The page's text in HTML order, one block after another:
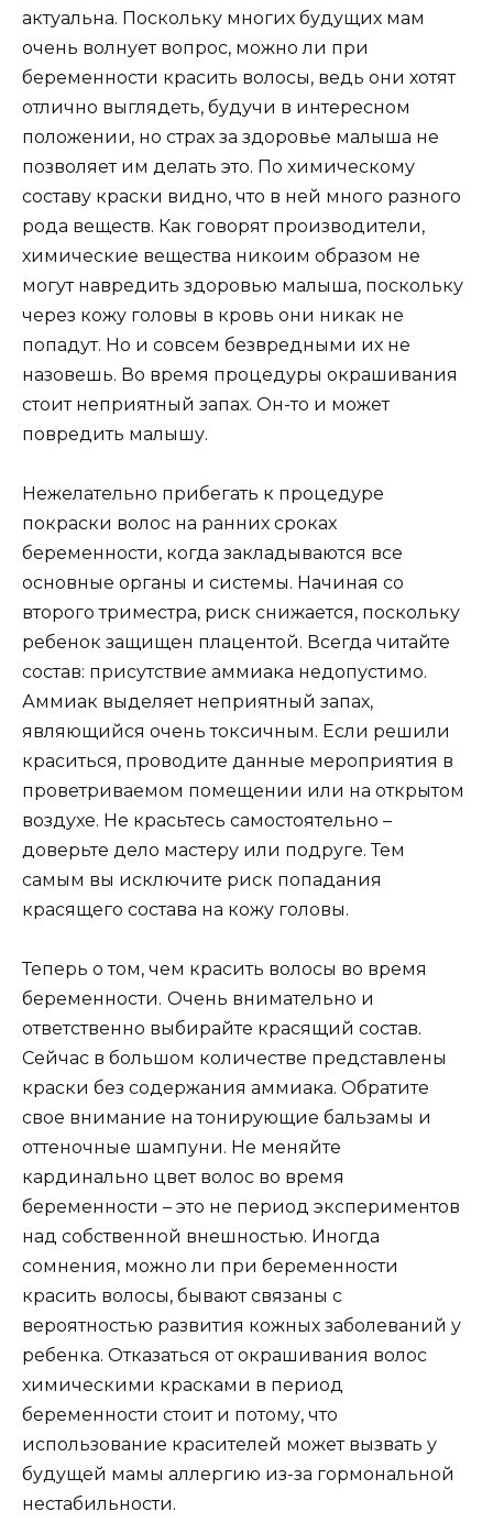
актуальна. Поскольку многих будущих мам
очень волнует вопрос, можно ли при
беременности красить волосы, ведь они хотят
отлично выглядеть, будучи в интересном
положении, но страх за здоровье малыша не
позволяет им делать это. По химическому
составу краски видно, что в ней много разного
рода веществ. Как говорят производители,
химические вещества никоим образом не
могут навредить здоровью малыша, поскольку
через кожу головы в кровь они никак не
попадут. Но и совсем безвредными их не
назовешь. Во время процедуры окрашивания
стоит неприятный запах. Он-то и может
повредить малышу.
Нежелательно прибегать к процедуре
покраски волос на ранних сроках
беременности, когда закладываются все
основные органы и системы. Начиная со
второго триместра, риск снижается, поскольку
ребенок защищен плацентой. Всегда читайте
состав: присутствие аммиака недопустимо.
Аммиак выделяет неприятный запах,
являющийся очень токсичным. Если решили
краситься, проводите данные мероприятия в
проветриваемом помещении или на открытом
воздухе. Не красьтесь самостоятельно –
доверьте дело мастеру или подруге. Тем
самым вы исключите риск попадания
красящего состава на кожу головы.
Теперь о том, чем красить волосы во время
беременности. Очень внимательно и
ответственно выбирайте красящий состав.
Сейчас в большом количестве представлены
краски без содержания аммиака. Обратите
свое внимание на тонирующие бальзамы и
оттеночные шампуни. Не меняйте
кардинально цвет волос во время
беременности – это не период экспериментов
над собственной внешностью. Иногда
сомнения, можно ли при беременности
красить волосы, бывают связаны с
вероятностью развития кожных заболеваний у
ребенка. Отказаться от окрашивания волос
химическими красками в период
беременности стоит и потому, что
использование красителей может вызвать у
будущей мамы аллергию из-за гормональной
нестабильности.